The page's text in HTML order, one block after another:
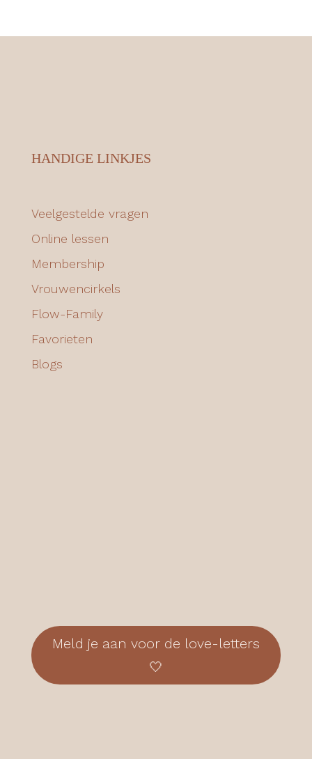
HANDIGE LINKJES
Veelgestelde vragen
Online lessen
Membership
Vrouwencirkels
Flow-Family
Favorieten
Blogs
Meld je aan voor de love-letters
🤍